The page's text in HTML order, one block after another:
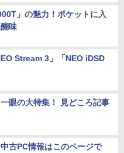
」の魅力！ポケットに入
味
Stream 3」「NEO iDSD
眼の大特集！ 見どころ記事
古PC情報はこのページで